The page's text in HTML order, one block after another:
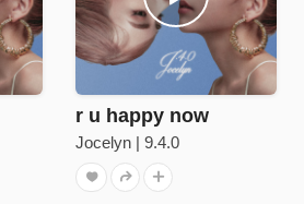
r u happy now
Jocelyn | 9.4.0